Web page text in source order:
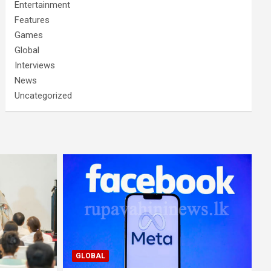
Entertainment
Features
Games
Global
Interviews
News
Uncategorized
GLOBAL